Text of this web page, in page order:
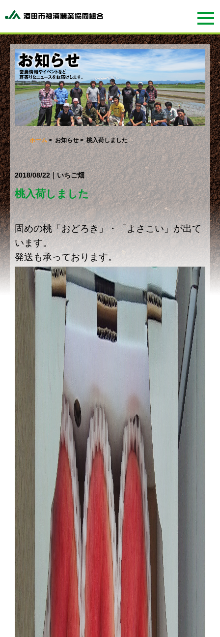
ホーム>お知らせ> 桃入荷しました
2018/08/22｜いちご畑
桃入荷しました
固めの桃「おどろき」・「よさこい」が出て
います。
発送も承っております。